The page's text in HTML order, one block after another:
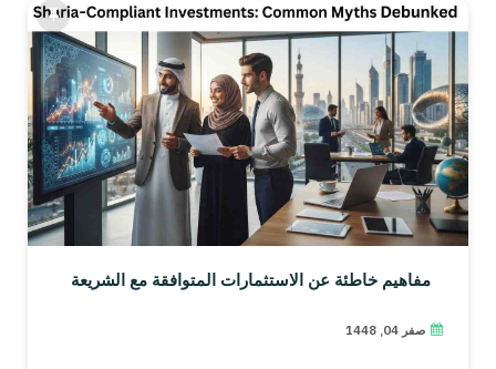
مفاهيم خاطئة عن الاستثمارات المتوافقة مع الشريعة
صفر 04, 1448